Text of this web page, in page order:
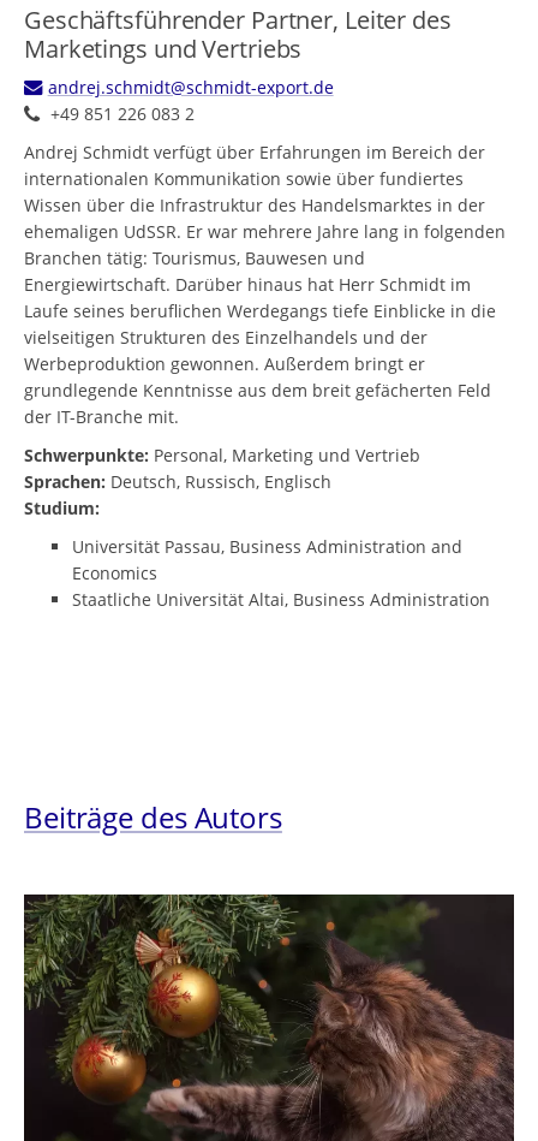
Geschäftsführender Partner, Leiter des
Marketings und Vertriebs
andrej.schmidt@schmidt-export.de
+49 851 226 083 2
Andrej Schmidt verfügt über Erfahrungen im Bereich der
internationalen Kommunikation sowie über fundiertes
Wissen über die Infrastruktur des Handelsmarktes in der
ehemaligen UdSSR. Er war mehrere Jahre lang in folgenden
Branchen tätig: Tourismus, Bauwesen und
Energiewirtschaft. Darüber hinaus hat Herr Schmidt im
Laufe seines beruflichen Werdegangs tiefe Einblicke in die
vielseitigen Strukturen des Einzelhandels und der
Werbeproduktion gewonnen. Außerdem bringt er
grundlegende Kenntnisse aus dem breit gefächerten Feld
der IT-Branche mit.
Schwerpunkte: Personal, Marketing und Vertrieb
Sprachen: Deutsch, Russisch, Englisch
Studium:
Universität Passau, Business Administration and
Economics
Staatliche Universität Altai, Business Administration
Beiträge des Autors